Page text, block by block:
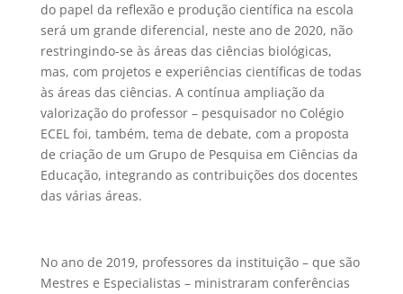
do papel da reflexão e produção científica na escola
será um grande diferencial, neste ano de 2020, não
restringindo-se às áreas das ciências biológicas,
mas, com projetos e experiências científicas de todas
às áreas das ciências. A contínua ampliação da
valorização do professor – pesquisador no Colégio
ECEL foi, também, tema de debate, com a proposta
de criação de um Grupo de Pesquisa em Ciências da
Educação, integrando as contribuições dos docentes
das várias áreas.
No ano de 2019, professores da instituição – que são
Mestres e Especialistas – ministraram conferências